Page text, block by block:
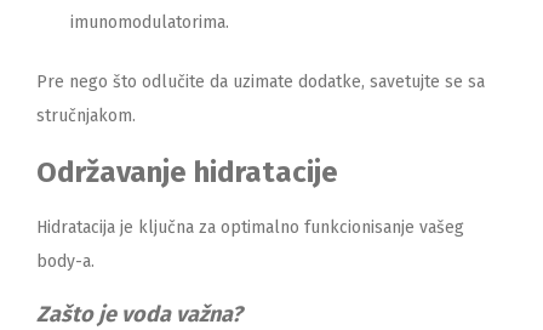
imunomodulatorima.
Pre nego što odlučite da uzimate dodatke, savetujte se sa
stručnjakom.
Održavanje hidratacije
Hidratacija je ključna za optimalno funkcionisanje vašeg
body-a.
Zašto je voda važna?